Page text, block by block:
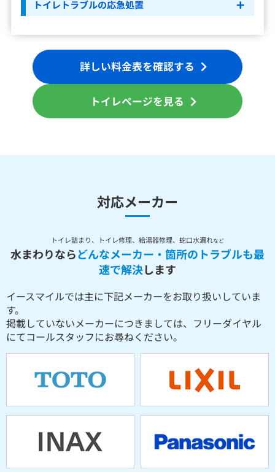
トイレトラブルの応急処置
詳しい料金表を確認する
トイレページを見る
対応メーカー
トイレ詰まり、トイレ修理、給湯器修理、蛇口水漏れなど
水まわりならどんなメーカー・箇所のトラブルも最
速で解決します
イースマイルでは主に下記メーカーをお取り扱いしていま
す。
掲載していないメーカーにつきましては、フリーダイヤル
にてコールスタッフにお尋ねください。